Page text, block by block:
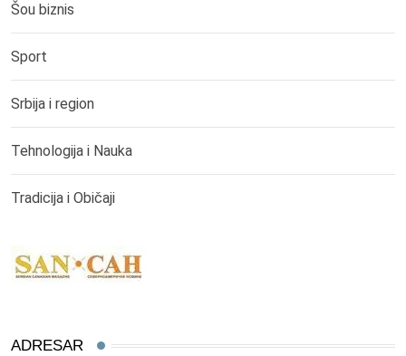
Šou biznis
Sport
Srbija i region
Tehnologija i Nauka
Tradicija i Običaji
ADRESAR